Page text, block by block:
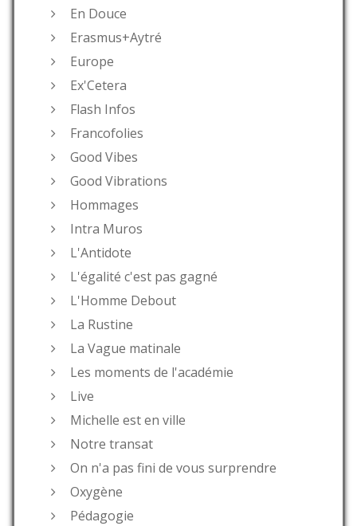
En Douce
Erasmus+Aytré
Europe
Ex'Cetera
Flash Infos
Francofolies
Good Vibes
Good Vibrations
Hommages
Intra Muros
L'Antidote
L'égalité c'est pas gagné
L'Homme Debout
La Rustine
La Vague matinale
Les moments de l'académie
Live
Michelle est en ville
Notre transat
On n'a pas fini de vous surprendre
Oxygène
Pédagogie